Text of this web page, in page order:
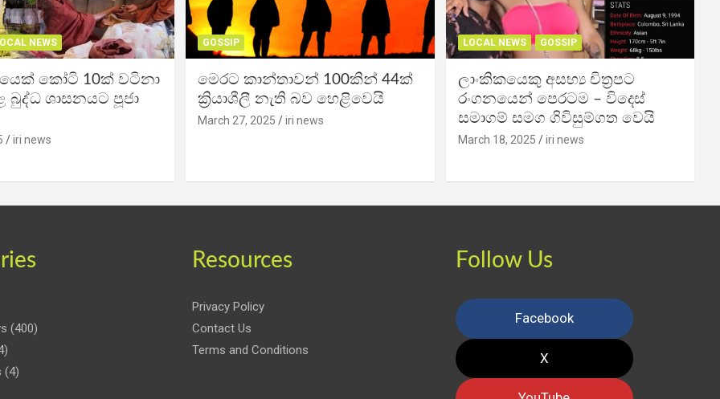
NEWS
කෝටි 10ක් වටිනා
බුද්ධ ශාසනයට පූජා
iri news
GOSSIP
මෙරට කාන්තාවන් 100කින් 44ක්
ක්‍රියාශීලී නැති බව හෙළිවෙයි
March 27, 2025 iri news
LOCAL NEWS GOSSIP
ලාංකිකයෙකු අසභ්‍ය චිත්‍රපට
රංගනයෙන් පෙරටම – විදෙස්
සමාගම් සමග ගිවිසුම්ගත වෙයි
March 18, 2025 iri news
(400)
(4)
Resources
Privacy Policy
Contact Us
Terms and Conditions
Follow Us
Facebook
X